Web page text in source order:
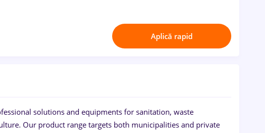
Aplică rapid
solutions and equipments for sanitation, waste
Our product range targets both municipalities and private